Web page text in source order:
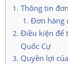
Thông tin
Đơn hàng
Điều kiện để
Quốc Cự
Quyền lợi